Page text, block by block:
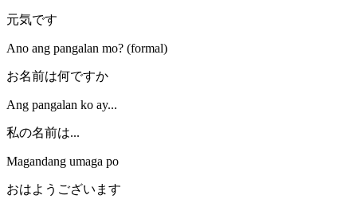
元気です
Ano ang pangalan mo? (formal)
お名前は何ですか
Ang pangalan ko ay...
私の名前は...
Magandang umaga po
おはようございます